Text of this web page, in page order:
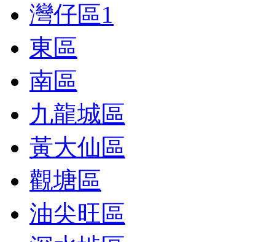
灣仔區1
東區
南區
九龍城區
黃大仙區
觀塘區
油尖旺區